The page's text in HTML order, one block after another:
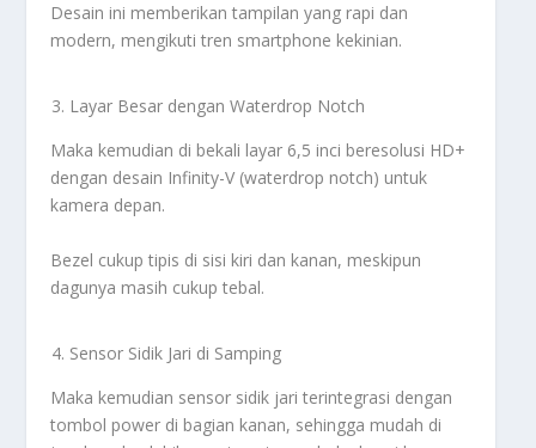
Desain ini memberikan tampilan yang rapi dan
modern, mengikuti tren smartphone kekinian.
Layar Besar dengan Waterdrop Notch
Maka kemudian di bekali layar 6,5 inci beresolusi HD+
dengan desain Infinity-V (waterdrop notch) untuk
kamera depan.
Bezel cukup tipis di sisi kiri dan kanan, meskipun
dagunya masih cukup tebal.
Sensor Sidik Jari di Samping
Maka kemudian sensor sidik jari terintegrasi dengan
tombol power di bagian kanan, sehingga mudah di